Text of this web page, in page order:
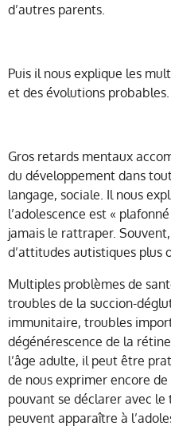
d’autres parents.
Puis il nous explique les
et des évolutions probables.
Gros retards mentaux
du développement dans
langage, sociale. Il nous
l’adolescence est «
jamais le rattraper.
d’attitudes autistiques plus
Multiples problèmes de
troubles de la succion-
immunitaire, troubles
dégénérescence de la
l’âge adulte, il peut être
de nous exprimer encore
pouvant se déclarer avec
peuvent apparaître à